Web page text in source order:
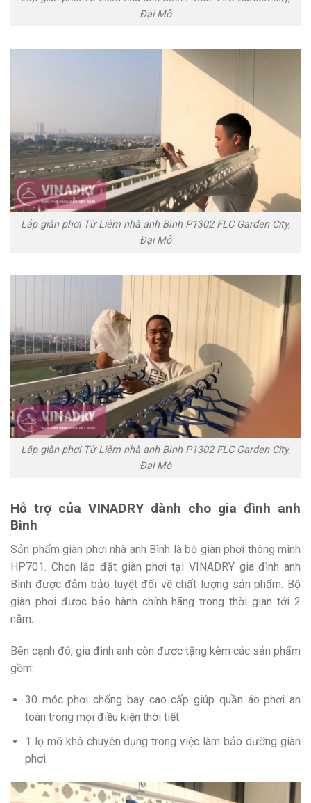
Đại Mỗ
Lắp giàn phơi Từ Liêm nhà anh Bình P1302 FLC Garden City,
Đại Mỗ
Lắp giàn phơi Từ Liêm nhà anh Bình P1302 FLC Garden City,
Đại Mỗ
Hỗ trợ của VINADRY dành cho gia đình anh
Bình
Sản phẩm giàn phơi nhà anh Bình là bộ giàn phơi thông minh
HP701. Chọn lắp đặt giàn phơi tại VINADRY gia đình anh
Bình được đảm bảo tuyệt đối về chất lượng sản phẩm. Bộ
giàn phơi được bảo hành chính hãng trong thời gian tới 2
năm.
Bên cạnh đó, gia đình anh còn được tặng kèm các sản phẩm
gồm:
30 móc phơi chống bay cao cấp giúp quần áo phơi an
toàn trong mọi điều kiện thời tiết.
1 lọ mỡ khô chuyên dụng trong việc làm bảo dưỡng giàn
phơi.